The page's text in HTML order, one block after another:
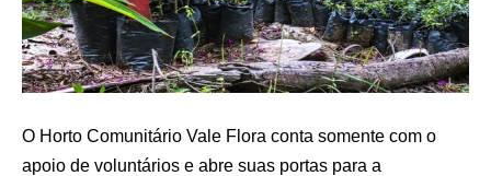
O Horto Comunitário Vale Flora conta somente com o
apoio de voluntários e abre suas portas para a